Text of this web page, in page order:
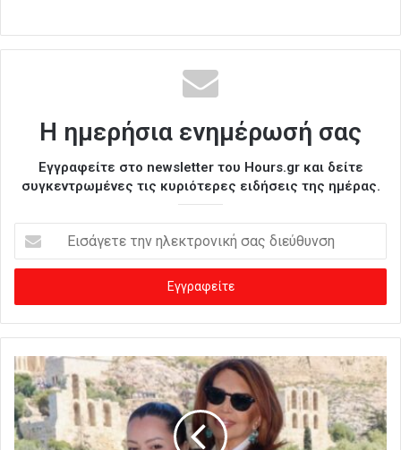
Η ημερήσια ενημέρωσή σας
Εγγραφείτε στο newsletter του Hours.gr και δείτε
συγκεντρωμένες τις κυριότερες ειδήσεις της ημέρας.
σ
γ
ε
ε
τ
η
ν
η